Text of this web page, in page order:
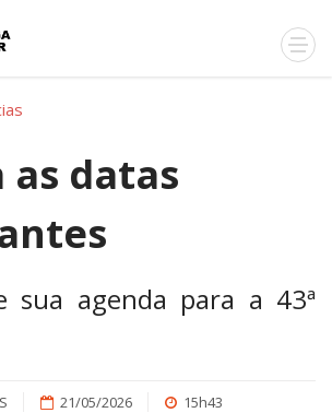
as datas
sua agenda para a 43ª
21/05/2026 15h43